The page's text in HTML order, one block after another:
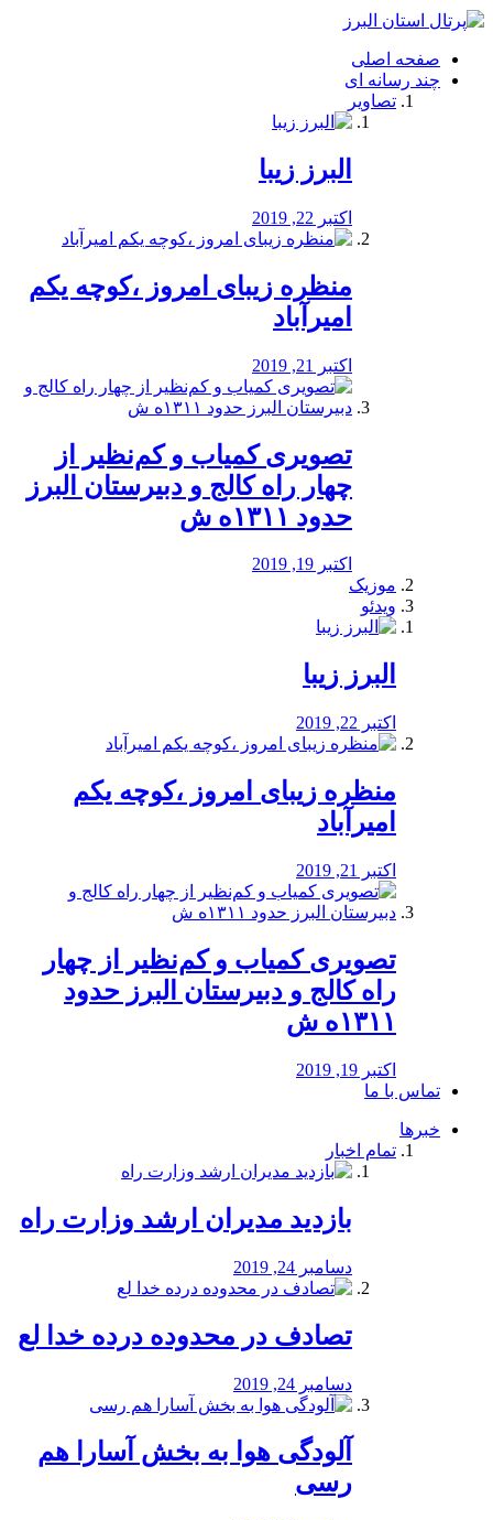
فصد
شرق
تهران
خشکشویی
صفحه اصلی
چند رسانه ای
تصاویر
البرز زیبا
اکتبر 22, 2019
منظره‌‌ زیبای امروز ،کوچه یکم
امیرآباد
اکتبر 21, 2019
️تصویری کمیاب و کم‌نظیر از
چهار راه كالج و دبيرستان البرز
حدود ۱۳۱۱ه ش
اکتبر 19, 2019
موزیک
ویدئو
البرز زیبا
اکتبر 22, 2019
منظره‌‌ زیبای امروز ،کوچه یکم
امیرآباد
اکتبر 21, 2019
️تصویری کمیاب و کم‌نظیر از چهار
راه كالج و دبيرستان البرز حدود
۱۳۱۱ه ش
اکتبر 19, 2019
تماس با ما
خبرها
تمام اخبار
بازدید مدیران ارشد وزارت راه
دسامبر 24, 2019
تصادف در محدوده درده خدا لع
دسامبر 24, 2019
آلودگی هوا به بخش آسارا هم
رسی